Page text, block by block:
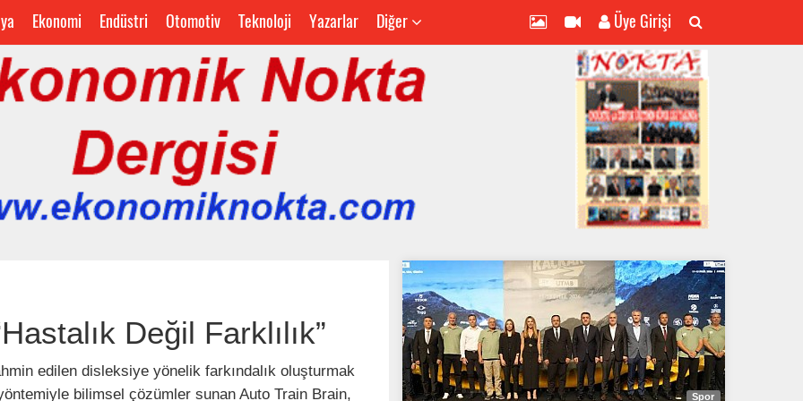
Ekonomi Endüstri Otomotiv Teknoloji Yazarlar Diğer Üye Girişi
Değil Farklılık”
edilen disleksiye yönelik farkındalık oluşturmak
bilimsel çözümler sunan Auto Train Brain,
Spor